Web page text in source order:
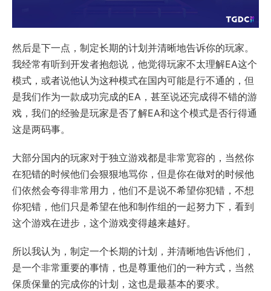
然后是下一点，制定长期的计划并清晰地告诉你的玩家。
我经常有听到开发者抱怨说，他觉得玩家不太理解EA这个
模式，或者说他认为这种模式在国内可能是行不通的，但
是我们作为一款成功完成的EA，甚至说还完成得不错的游
戏，我们的经验是玩家是否了解EA和这个模式是否行得通
这是两码事。
大部分国内的玩家对于独立游戏都是非常宽容的，当然你
在犯错的时候他们会狠狠地骂你，但是你在做对的时候他
们依然会夸得非常用力，他们不是说不希望你犯错，不想
你犯错，他们只是希望在他和制作组的一起努力下，看到
这个游戏在进步，这个游戏变得越来越好。
所以我认为，制定一个长期的计划，并清晰地告诉他们，
是一个非常重要的事情，也是尊重他们的一种方式，当然
保质保量的完成你的计划，这也是最基本的要求。